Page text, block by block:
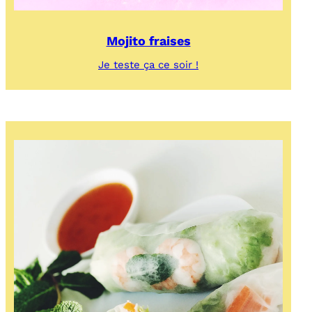
Mojito fraises
Je teste ça ce soir !
fraises